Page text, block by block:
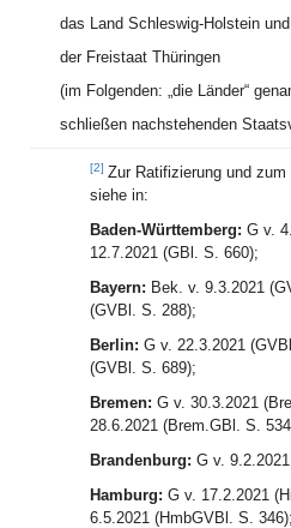
das Land Schleswig-Holstein und
der Freistaat Thüringen
(im Folgenden: „die Länder“
schließen nachstehenden
[2] Zur Ratifizierung und
siehe in:
Baden-Württemberg: G v.
12.7.2021 (GBl. S. 660);
Bayern: Bek. v. 9.3.2021
(GVBl. S. 288);
Berlin: G v. 22.3.2021
(GVBl. S. 689);
Bremen: G v. 30.3.2021
28.6.2021 (Brem.GBl. S.
Brandenburg: G v.
Hamburg: G v. 17.2.2021
6.5.2021 (HmbGVBl. S. 346);